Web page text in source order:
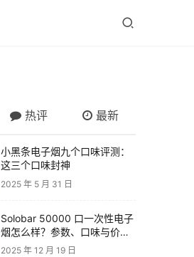
热评 最新
小黑条电子烟九个口味评测：
这三个口味封神
2025 年 5 月 31 日
Solobar 50000 口一次性电子
烟怎么样？参数、口味与价格
解析
2025 年 12 月 19 日